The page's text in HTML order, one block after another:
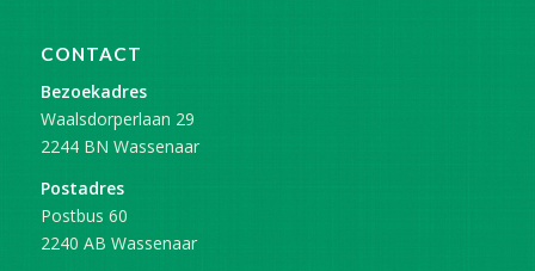
CONTACT
Bezoekadres
Waalsdorperlaan 29
2244 BN Wassenaar
Postadres
Postbus 60
2240 AB Wassenaar